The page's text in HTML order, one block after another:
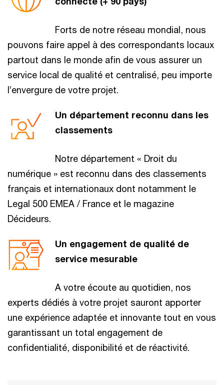
Forts de notre réseau mondial, nous
pouvons faire appel à des correspondants locaux
partout dans le monde afin de vous assurer un
service local de qualité et centralisé, peu importe
l’envergure de votre projet.
Un département reconnu dans les
classements
Notre département « Droit du
numérique » est reconnu dans des classements
français et internationaux dont notamment le
Legal 500 EMEA / France et le magazine
Décideurs.
Un engagement de qualité de
service mesurable
A votre écoute au quotidien, nos
experts dédiés à votre projet sauront apporter
une expérience adaptée et innovante tout en vous
garantissant un total engagement de
confidentialité, disponibilité et de réactivité.